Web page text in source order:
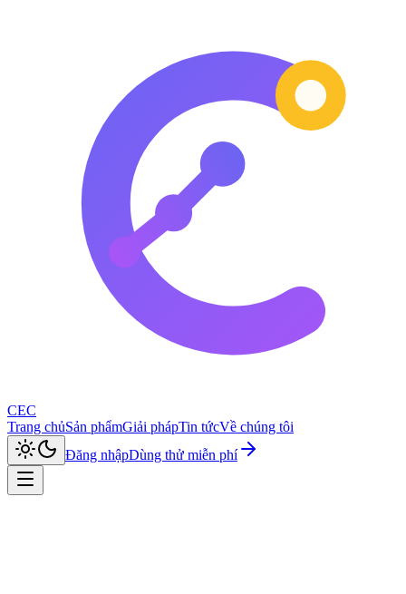
CEC
Trang chủSản phẩmGiải phápTin tứcVề chúng tôi
Đăng nhậpDùng thử miễn phí